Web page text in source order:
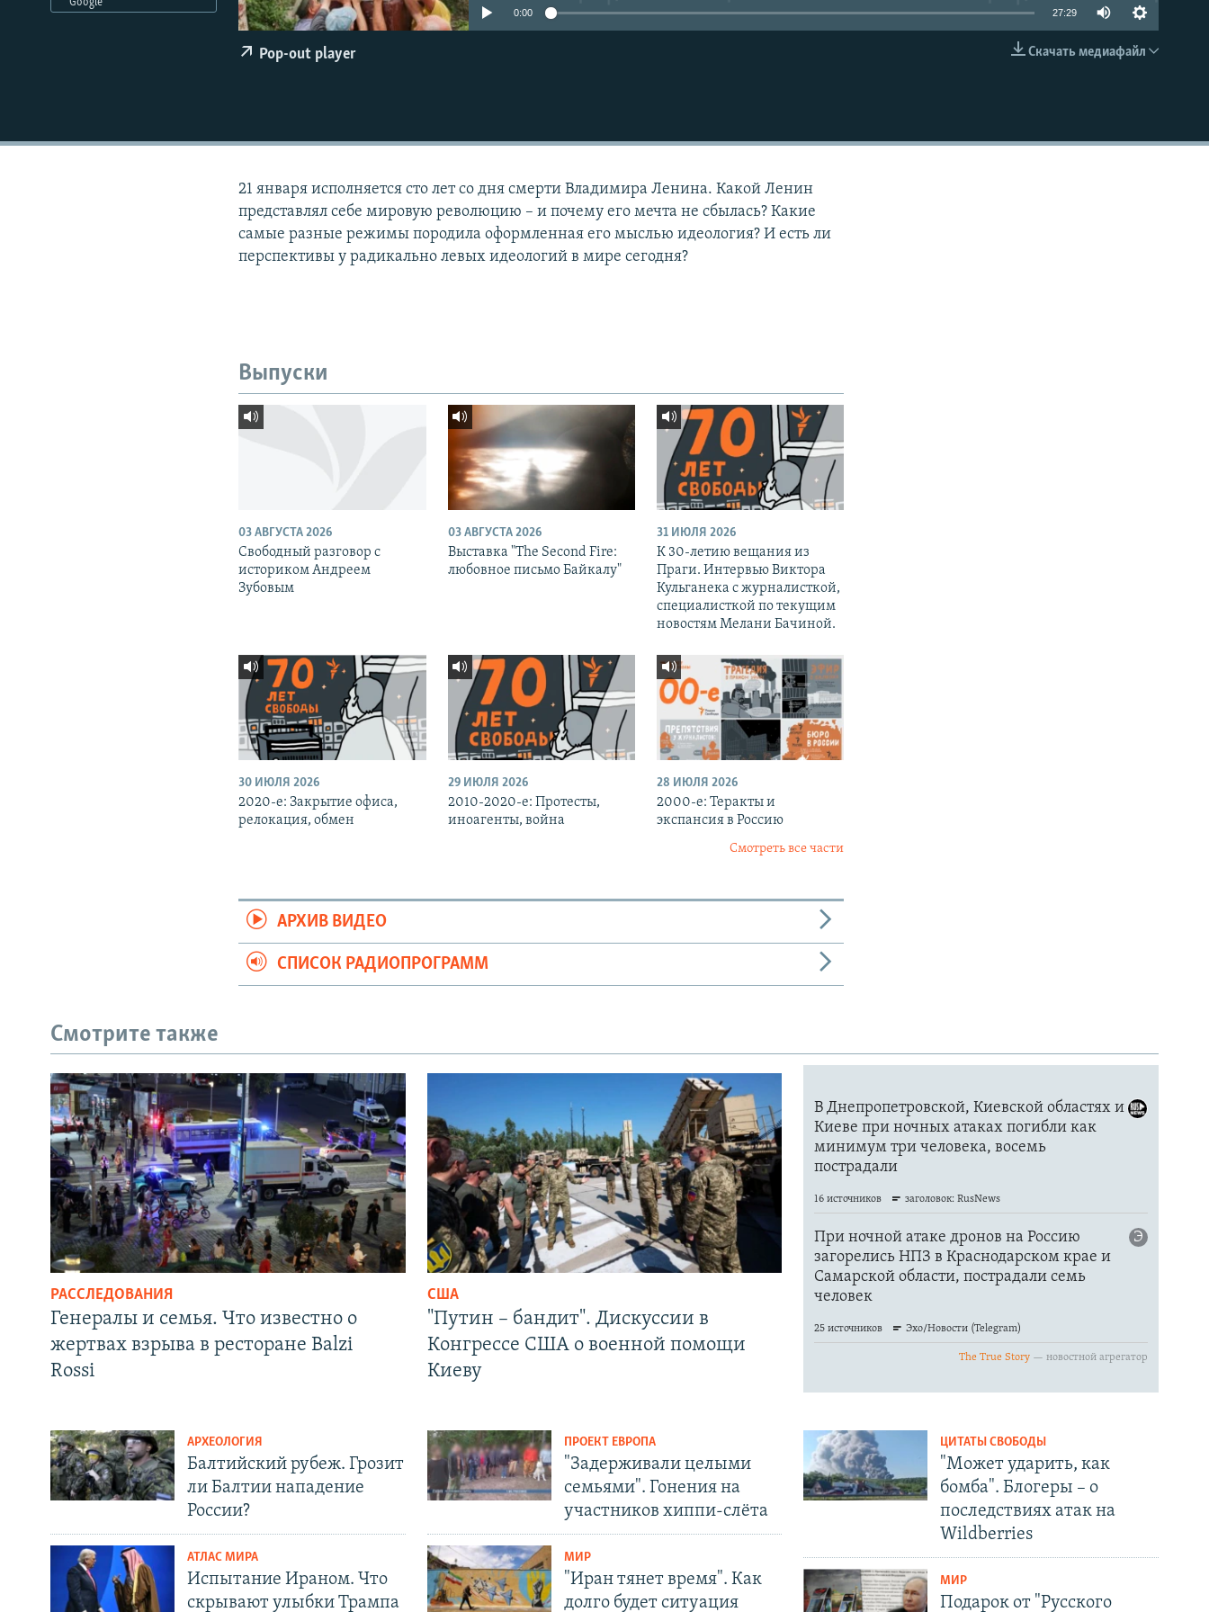
EMBED
0:00 27:29
Скачать медиафайл
Pop-out player
21 января исполняется сто лет со дня смерти Владимира Ленина. Какой Ленин
представлял себе мировую революцию – и почему его мечта не сбылась? Какие
самые разные режимы породила оформленная его мыслью идеология? И есть ли
перспективы у радикально левых идеологий в мире сегодня?
Выпуски
03 АВГУСТА 2026
Свободный разговор с
историком Андреем
Зубовым
03 АВГУСТА 2026
Выставка "The Second Fire:
любовное письмо Байкалу"
31 ИЮЛЯ 2026
К 30-летию вещания из
Праги. Интервью Виктора
Кульганека с журналисткой,
специалисткой по текущим
новостям Мелани Бачиной.
30 ИЮЛЯ 2026
2020-е: Закрытие офиса,
релокация, обмен
29 ИЮЛЯ 2026
2010-2020-е: Протесты,
иноагенты, война
28 ИЮЛЯ 2026
2000-е: Теракты и
экспансия в Россию
Смотреть все части
АРХИВ ВИДЕО
СПИСОК РАДИОПРОГРАММ
Смотрите также
РАССЛЕДОВАНИЯ
Генералы и семья. Что известно о
жертвах взрыва в ресторане Balzi
Rossi
США
"Путин – бандит". Дискуссии в
Конгрессе США о военной помощи
Киеву
АРХЕОЛОГИЯ
Балтийский рубеж. Грозит
ли Балтии нападение
России?
АТЛАС МИРА
Испытание Ираном. Что
скрывают улыбки Трампа
ПРОЕКТ ЕВРОПА
"Задерживали целыми
семьями". Гонения на
участников хиппи-слёта
МИР
"Иран тянет время". Как
долго будет ситуация
ЦИТАТЫ СВОБОДЫ
"Может ударить, как
бомба". Блогеры – о
последствиях атак на
Wildberries
МИР
Подарок от "Русского